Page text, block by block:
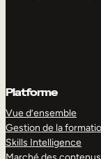
Platforme
Vue d’ensemble
Gestion de la
Skills Intelligence